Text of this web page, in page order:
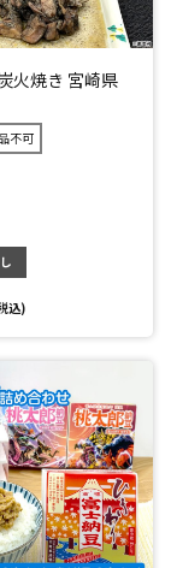
火焼き 宮崎県
不可
込)